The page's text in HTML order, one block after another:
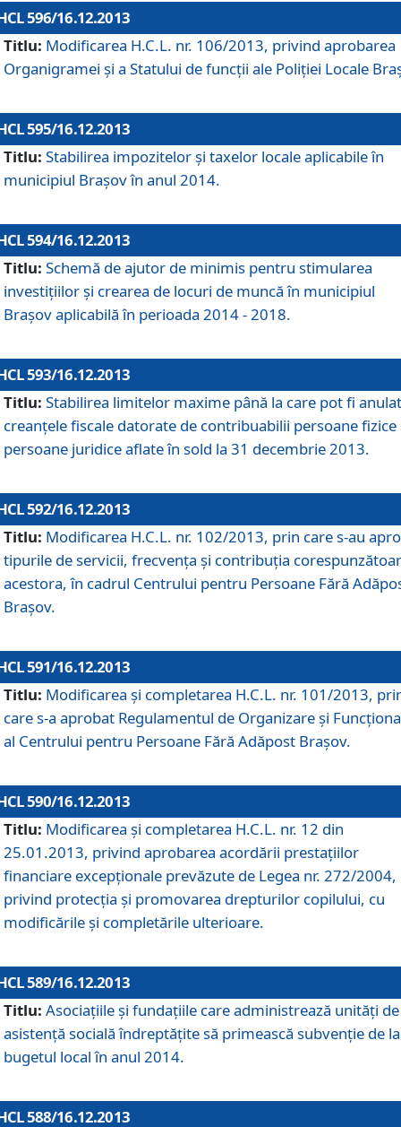
596/16.12.2013
Titlu: Modificarea H.C.L. nr. 106/2013, privind aprobarea
Organigramei şi a Statului de funcţii ale Poliţiei Locale
595/16.12.2013
Titlu: Stabilirea impozitelor şi taxelor locale aplicabile în
municipiul Braşov în anul 2014.
594/16.12.2013
Titlu: Schemă de ajutor de minimis pentru stimularea
investiţiilor şi crearea de locuri de muncă în municipiul
Braşov aplicabilă în perioada 2014 - 2018.
593/16.12.2013
Titlu: Stabilirea limitelor maxime până la care pot fi
creanţele fiscale datorate de contribuabilii persoane fizice
persoane juridice aflate în sold la 31 decembrie 2013.
592/16.12.2013
Titlu: Modificarea H.C.L. nr. 102/2013, prin care s-au
tipurile de servicii, frecvenţa şi contribuţia
acestora, în cadrul Centrului pentru Persoane Fără
Braşov.
591/16.12.2013
Titlu: Modificarea şi completarea H.C.L. nr. 101/2013,
care s-a aprobat Regulamentul de Organizare şi
al Centrului pentru Persoane Fără Adăpost Braşov.
590/16.12.2013
Titlu: Modificarea şi completarea H.C.L. nr. 12 din
25.01.2013, privind aprobarea acordării prestaţiilor
financiare excepţionale prevăzute de Legea nr. 272/2004,
privind protecţia şi promovarea drepturilor copilului, cu
modificările şi completările ulterioare.
589/16.12.2013
Titlu: Asociaţiile şi fundaţiile care administrează unităţi de
asistenţă socială îndreptăţite să primească subvenţie de la
bugetul local în anul 2014.
588/16.12.2013